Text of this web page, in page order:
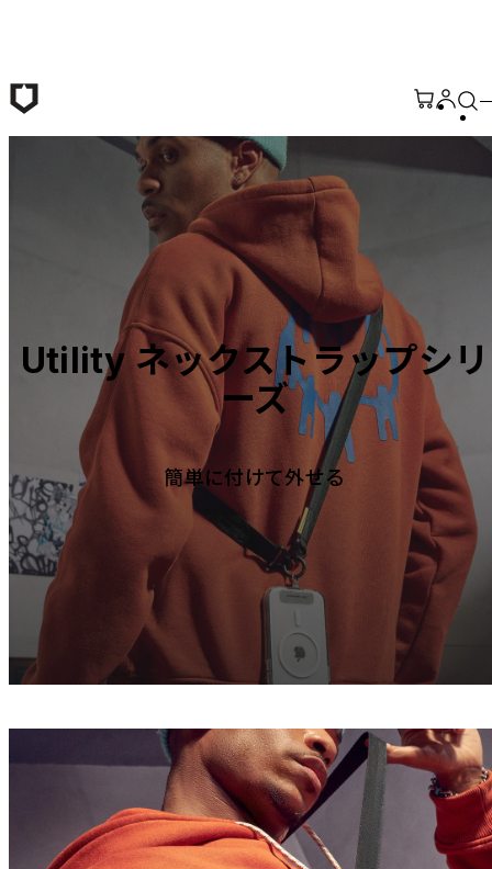
Utility ネックストラップシリ
ーズ
簡単に付けて外せる